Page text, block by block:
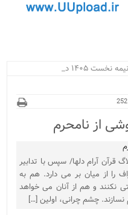
در مازند.
از نامحرم
قرآن آرام دلها/ سپس با تدابیر
را از میان بر می دارد. هم به
نکنند و هم از آنان می خواهد
نسازند. چشم چرانی، اولین […]